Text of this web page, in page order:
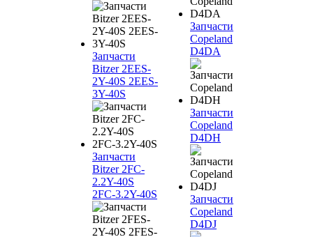
Запчасти
Bitzer 2EES-
2Y-40S 2EES-
3Y-40S
Запчасти
Bitzer 2FC-
2.2Y-40S
2FC-3.2Y-40S
Запчасти
Copeland
D4DA
Запчасти
Copeland
D4DH
Запчасти
Copeland
D4DJ